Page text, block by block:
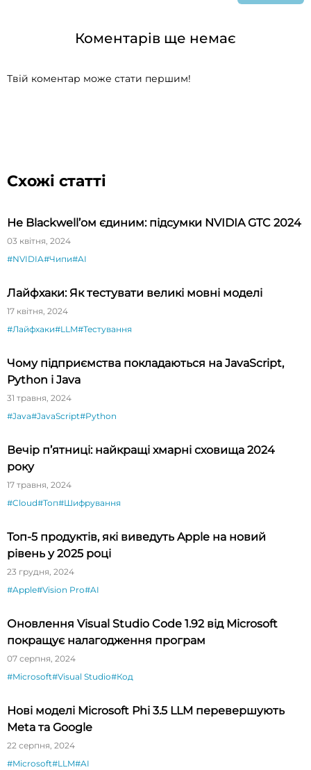
Коментарів ще немає
Твій коментар може стати першим!
Схожі статті
Не Blackwell’ом єдиним: підсумки NVIDIA GTC 2024
03 квітня, 2024
#NVIDIA#Чипи#AI
Лайфхаки: Як тестувати великі мовні моделі
17 квітня, 2024
#Лайфхаки#LLM#Тестування
Чому підприємства покладаються на JavaScript,
Python і Java
31 травня, 2024
#Java#JavaScript#Python
Вечір п’ятниці: найкращі хмарні сховища 2024
року
17 травня, 2024
#Cloud#Топ#Шифрування
Топ-5 продуктів, які виведуть Apple на новий
рівень у 2025 році
23 грудня, 2024
#Apple#Vision Pro#AI
Оновлення Visual Studio Code 1.92 від Microsoft
покращує налагодження програм
07 серпня, 2024
#Microsoft#Visual Studio#Код
Нові моделі Microsoft Phi 3.5 LLM перевершують
Meta та Google
22 серпня, 2024
#Microsoft#LLM#AI